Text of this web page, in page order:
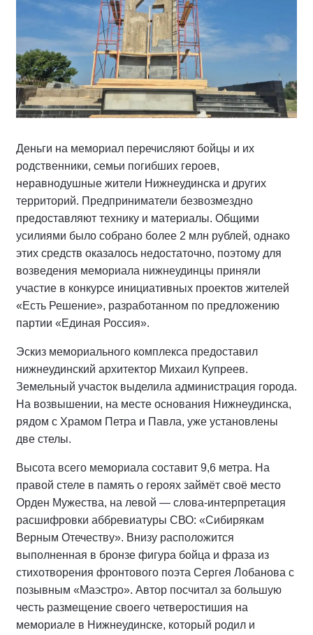
Деньги на мемориал перечисляют бойцы и их
родственники, семьи погибших героев,
неравнодушные жители Нижнеудинска и других
территорий. Предприниматели безвозмездно
предоставляют технику и материалы. Общими
усилиями было собрано более 2 млн рублей, однако
этих средств оказалось недостаточно, поэтому для
возведения мемориала нижнеудинцы приняли
участие в конкурсе инициативных проектов жителей
«Есть Решение», разработанном по предложению
партии «Единая Россия».
Эскиз мемориального комплекса предоставил
нижнеудинский архитектор Михаил Купреев.
Земельный участок выделила администрация города.
На возвышении, на месте основания Нижнеудинска,
рядом с Храмом Петра и Павла, уже установлены
две стелы.
Высота всего мемориала составит 9,6 метра. На
правой стеле в память о героях займёт своё место
Орден Мужества, на левой — слова-интерпретация
расшифровки аббревиатуры СВО: «Сибирякам
Верным Отечеству». Внизу расположится
выполненная в бронзе фигура бойца и фраза из
стихотворения фронтового поэта Сергея Лобанова с
позывным «Маэстро». Автор посчитал за большую
честь размещение своего четверостишия на
мемориале в Нижнеудинске, который родил и